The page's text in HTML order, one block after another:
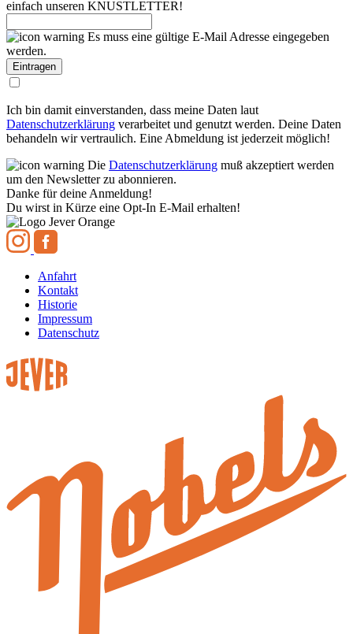
einfach unseren KNUSTLETTER!
Es muss eine gültige E-Mail Adresse eingegeben
werden.
Ich bin damit einverstanden, dass meine Daten laut
Datenschutzerklärung verarbeitet und genutzt werden. Deine Daten
behandeln wir vertraulich. Eine Abmeldung ist jederzeit möglich!
Die Datenschutzerklärung muß akzeptiert werden
um den Newsletter zu abonnieren.
Danke für deine Anmeldung!
Du wirst in Kürze eine Opt-In E-Mail erhalten!
Anfahrt
Kontakt
Historie
Impressum
Datenschutz